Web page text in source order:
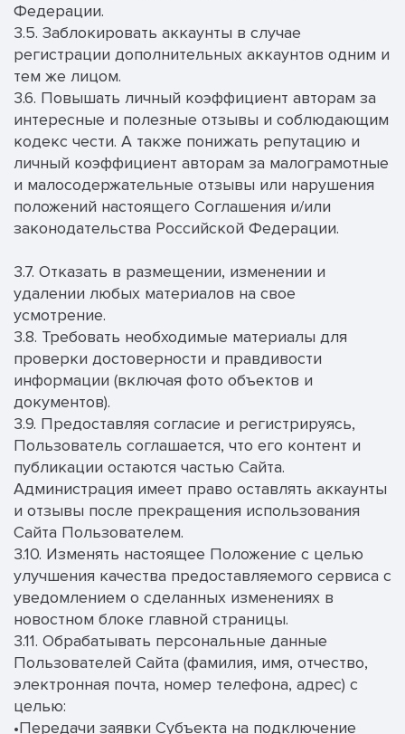
Федерации.
3.5. Заблокировать аккаунты в случае
регистрации дополнительных аккаунтов одним и
тем же лицом.
3.6. Повышать личный коэффициент авторам за
интересные и полезные отзывы и соблюдающим
кодекс чести. А также понижать репутацию и
личный коэффициент авторам за малограмотные
и малосодержательные отзывы или нарушения
положений настоящего Соглашения и/или
законодательства Российской Федерации.
3.7. Отказать в размещении, изменении и
удалении любых материалов на свое
усмотрение.
3.8. Требовать необходимые материалы для
проверки достоверности и правдивости
информации (включая фото объектов и
документов).
3.9. Предоставляя согласие и регистрируясь,
Пользователь соглашается, что его контент и
публикации остаются частью Сайта.
Администрация имеет право оставлять аккаунты
и отзывы после прекращения использования
Сайта Пользователем.
3.10. Изменять настоящее Положение с целью
улучшения качества предоставляемого сервиса с
уведомлением о сделанных изменениях в
новостном блоке главной страницы.
3.11. Обрабатывать персональные данные
Пользователей Сайта (фамилия, имя, отчество,
электронная почта, номер телефона, адрес) с
целью:
•Передачи заявки Субъекта на подключение